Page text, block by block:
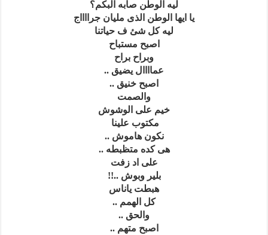
ليه الوطن صابه البكم؟
يا ايها الوطن الذى مليان جرااااج
ليه كل شئ ف حياتنا
اصبح مستباح
وبراح براح
عماااال يضيق ..
اصبح خنيق ..
والصمت
خيم على الوشوش
مكتوب علينا
نكون هاموش ..
هى كده متظبطه ..
على اد زفت
بلير وبوش ..!!
هبطت ياناس
كل الهمم ..
والحق ..
اصبح متهم ..